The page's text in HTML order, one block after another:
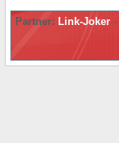
Partner: Link-Joker -